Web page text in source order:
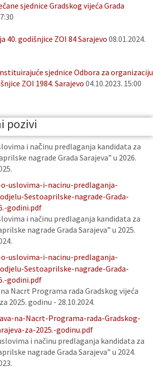
sjednice Gradskog vijeća Grada
40. godišnjice ZOI 84 Sarajevo 08.01.2024.
sjednice Odbora za organizaciju
ZOI 1984. Sarajevo 04.10.2023. 15:00
pozivi
i načinu predlaganja kandidata za
nagrade Grada Sarajeva” u 2026.
uslovima-i-nacinu-predlaganja-
Sestoaprilske-nagrade-Grada-
godini.pdf
i načinu predlaganja kandidata za
nagrade Grada Sarajeva” u 2025.
uslovima-i-nacinu-predlaganja-
Sestoaprilske-nagrade-Grada-
godini.pdf
Nacrt Programa rada Gradskog vijeća
2025. godinu - 28.10.2024.
na-Nacrt-Programa-rada-Gradskog-
za-2025.-godinu.pdf
i načinu predlaganja kandidata za
nagrade Grada Sarajeva” u 2024.